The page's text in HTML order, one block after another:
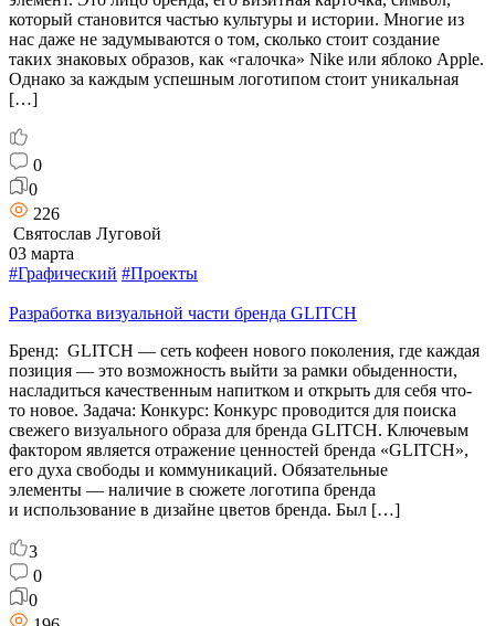
который становится частью культуры и истории. Многие из
нас даже не задумываются о том, сколько стоит создание
таких знаковых образов, как «галочка» Nike или яблоко Apple.
Однако за каждым успешным логотипом стоит уникальная
[…]
0
0
226
Святослав Луговой
03 марта
#Графический #Проекты
Разработка визуальной части бренда GLITCH
Бренд: GLITCH — сеть кофеен нового поколения, где каждая
позиция — это возможность выйти за рамки обыденности,
насладиться качественным напитком и открыть для себя что-
то новое. Задача: Конкурс: Конкурс проводится для поиска
свежего визуального образа для бренда GLITCH. Ключевым
фактором является отражение ценностей бренда «GLITCH»,
его духа свободы и коммуникаций. Обязательные
элементы — наличие в сюжете логотипа бренда
и использование в дизайне цветов бренда. Был […]
3
0
0